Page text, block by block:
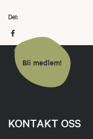
Del:
Bli medlem!
KONTAKT OSS